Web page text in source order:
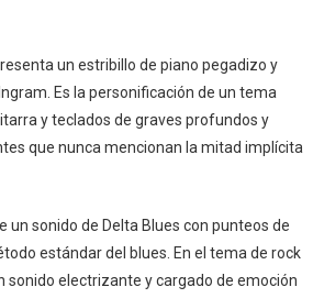
un estribillo de piano pegadizo y
Es la personificación de un tema
y teclados de graves profundos y
que nunca mencionan la mitad implícita
un sonido de Delta Blues con punteos de
estándar del blues. En el tema de rock
sonido electrizante y cargado de emoción